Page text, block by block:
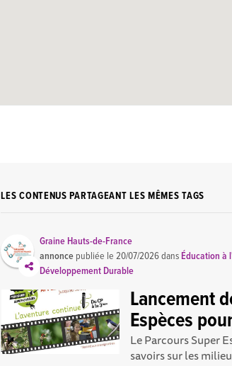
LES CONTENUS PARTAGEANT LES MÊMES TAGS
Graine Hauts-de-France
annonce publiée le20/07/2026dansÉducation à
Développement Durable
Lancement
Espèces
Le Parcours Super
savoirs sur les